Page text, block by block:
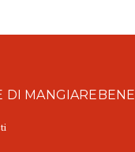
DI MANGIAREBENE